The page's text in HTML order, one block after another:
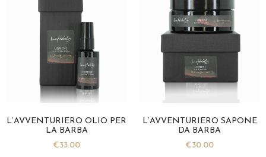
L’AVVENTURIERO OLIO PER
LA BARBA
€33.00
L’AVVENTURIERO SAPONE
DA BARBA
€30.00